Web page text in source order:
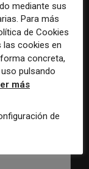
un premio
la mejor
del
mediante sus
Para más
de Cookies
las cookies en
concreta,
pulsando
más
de